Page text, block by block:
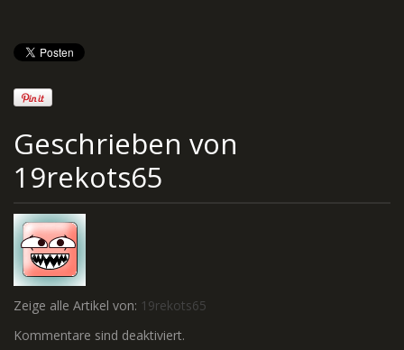
Geschrieben von
19rekots65
Zeige alle Artikel von: 19rekots65
Kommentare sind deaktiviert.